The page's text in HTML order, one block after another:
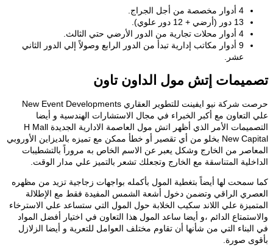
9 أدوار مكاتب إدارية تبدأ من الدور الرابع وصولاً إلي الدور الثاني
إتش مول الداون تاون
حرصت شركة نيو ايفينت للتطوير العقاري New Event Developments
مع أكبر الخبراء في مجال الاستشارات الهندسية و أيضا
التصميمات الأمر الذي أظهر اتش مول العاصمة الادارية الجديدة H Mall
New Capital بخلو من أي تقصير أو خطأ ممكن مع تميزه بالديزاين الأوروبي
من الخارج وشكل يعبر عن الاسم الخاص به مروراً بالتشطيبات
المتناسقة مع الخارج وتجعلك تشعر بالتميز علي مدار الوقت.
لها أيضاً بتغطية المول بأكمله بواجهات زجاجية تزيد من مظهره
الراقي وتضمن دخول أشعة الشمس المفيدة فقط مع الإطلالة
علي اللاند سكيب الخلابة حول المول التي ستساعد علي الاسترخاء
الدائم ،و أيضا ساعد المول هذا التعاون في اختيار أفضل المواد
التي من شأنها أن تقاوم مختلف العوامل للتعرية و أيضا الزلازل
صورة.